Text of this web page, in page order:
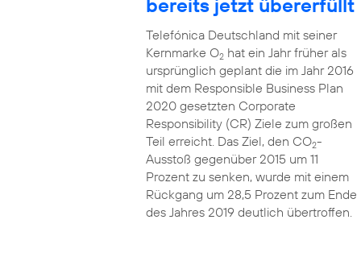
bereits jetzt übererfüllt
Telefónica Deutschland mit seiner
Kernmarke O2hat ein Jahr früher als
ursprünglich geplant die im Jahr 2016
mit dem Responsible Business Plan
2020 gesetzten Corporate
Responsibility (CR) Ziele zum großen
Teil erreicht. Das Ziel, den CO2-
Ausstoß gegenüber 2015 um 11
Prozent zu senken, wurde mit einem
Rückgang um 28,5 Prozent zum Ende
des Jahres 2019 deutlich übertroffen.